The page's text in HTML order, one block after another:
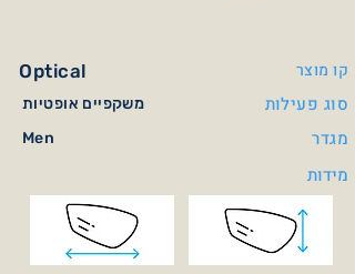
Optical קו מוצר
משקפיים אופטיות סוג פעילות
Men
מגדר
מידות